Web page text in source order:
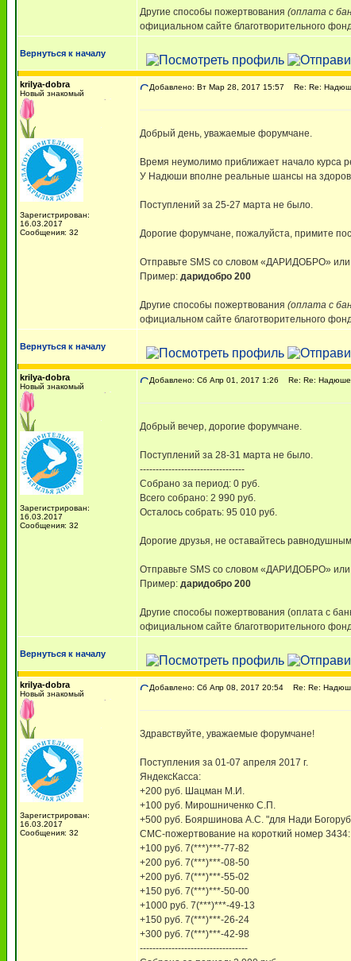
Другие способы пожертвования (оплата с
официальном сайте благотворительного
Вернуться к началу
krilya-dobra
Новый знакомый
Зарегистрирован:
16.03.2017
Сообщения: 32
Добавлено: Вт Мар 28, 2017 15:57 Re: Re:
Добрый день, уважаемые форумчане.
Время неумолимо приближает начало
У Надюши вполне реальные шансы на
Поступлений за 25-27 марта не было.
Дорогие форумчане, пожалуйста, примите
Отправьте SMS со словом «ДАРИДОБРО»
Пример: даридобро 200
Другие способы пожертвования (оплата с
официальном сайте благотворительного
Вернуться к началу
krilya-dobra
Новый знакомый
Зарегистрирован:
16.03.2017
Сообщения: 32
Добавлено: Сб Апр 01, 2017 1:26 Re: Re: Надюше
Добрый вечер, дорогие форумчане.
Поступлений за 28-31 марта не было.
---------------------------------
Собрано за период: 0 руб.
Всего собрано: 2 990 руб.
Осталось собрать: 95 010 руб.
Дорогие друзья, не оставайтесь
Отправьте SMS со словом «ДАРИДОБРО»
Пример: даридобро 200
Другие способы пожертвования (оплата с
официальном сайте благотворительного
Вернуться к началу
krilya-dobra
Новый знакомый
Зарегистрирован:
16.03.2017
Сообщения: 32
Добавлено: Сб Апр 08, 2017 20:54 Re: Re:
Здравствуйте, уважаемые форумчане!
Поступления за 01-07 апреля 2017 г.
ЯндексКасса:
+200 руб. Шацман М.И.
+100 руб. Мирошниченко С.П.
+500 руб. Бояршинова А.С. "для Нади
СМС-пожертвование на короткий номер 3434:
+100 руб. 7(***)***-77-82
+200 руб. 7(***)***-08-50
+200 руб. 7(***)***-55-02
+150 руб. 7(***)***-50-00
+1000 руб. 7(***)***-49-13
+150 руб. 7(***)***-26-24
+300 руб. 7(***)***-42-98
----------------------------------